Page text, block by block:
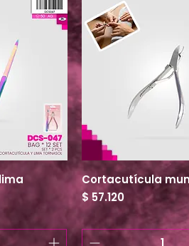
Vista rápida
Cortacutícula
Precio
$ 57.120